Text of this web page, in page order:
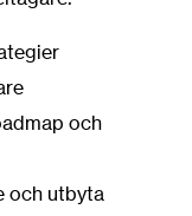
och
och utbyta